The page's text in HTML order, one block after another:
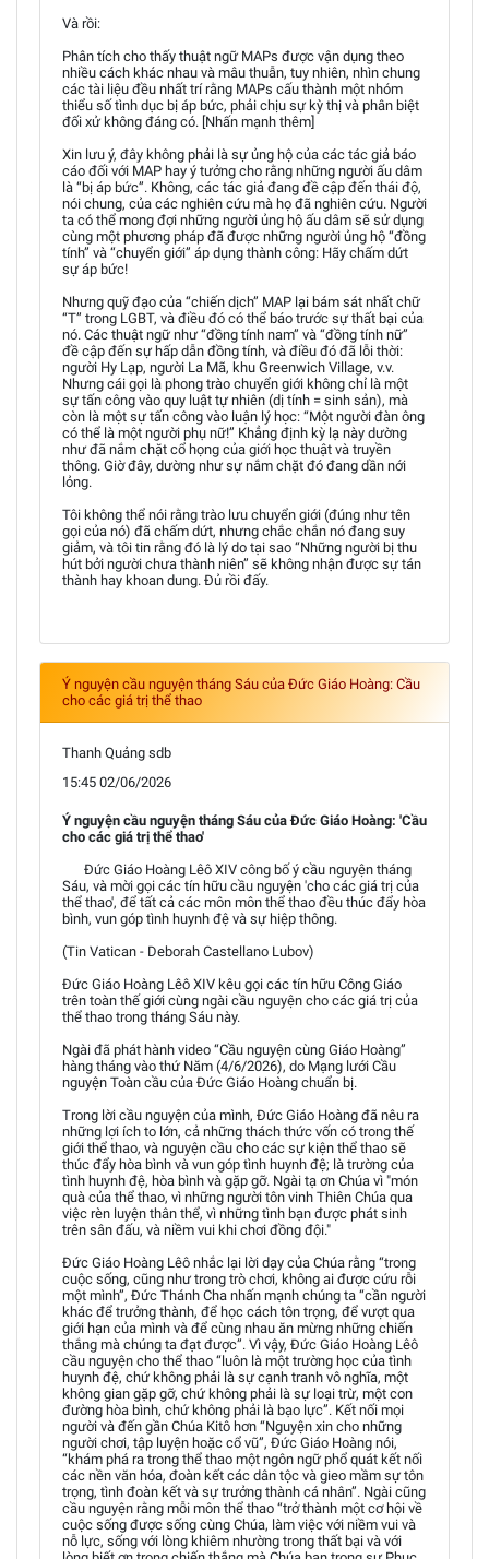
Và rồi:
Phân tích cho thấy thuật ngữ MAPs được vận dụng theo
nhiều cách khác nhau và mâu thuẫn, tuy nhiên, nhìn chung
các tài liệu đều nhất trí rằng MAPs cấu thành một nhóm
thiểu số tình dục bị áp bức, phải chịu sự kỳ thị và phân biệt
đối xử không đáng có. [Nhấn mạnh thêm]
Xin lưu ý, đây không phải là sự ủng hộ của các tác giả báo
cáo đối với MAP hay ý tưởng cho rằng những người ấu dâm
là “bị áp bức”. Không, các tác giả đang đề cập đến thái độ,
nói chung, của các nghiên cứu mà họ đã nghiên cứu. Người
ta có thể mong đợi những người ủng hộ ấu dâm sẽ sử dụng
cùng một phương pháp đã được những người ủng hộ “đồng
tính” và “chuyển giới” áp dụng thành công: Hãy chấm dứt
sự áp bức!
Nhưng quỹ đạo của “chiến dịch” MAP lại bám sát nhất chữ
“T” trong LGBT, và điều đó có thể báo trước sự thất bại của
nó. Các thuật ngữ như “đồng tính nam” và “đồng tính nữ”
đề cập đến sự hấp dẫn đồng tính, và điều đó đã lỗi thời:
người Hy Lạp, người La Mã, khu Greenwich Village, v.v.
Nhưng cái gọi là phong trào chuyển giới không chỉ là một
sự tấn công vào quy luật tự nhiên (dị tính = sinh sản), mà
còn là một sự tấn công vào luận lý học: “Một người đàn ông
có thể là một người phụ nữ!” Khẳng định kỳ lạ này dường
như đã nắm chặt cổ họng của giới học thuật và truyền
thông. Giờ đây, dường như sự nắm chặt đó đang dần nới
lỏng.
Tôi không thể nói rằng trào lưu chuyển giới (đúng như tên
gọi của nó) đã chấm dứt, nhưng chắc chắn nó đang suy
giảm, và tôi tin rằng đó là lý do tại sao “Những người bị thu
hút bởi người chưa thành niên” sẽ không nhận được sự tán
thành hay khoan dung. Đủ rồi đấy.
Ý nguyện cầu nguyện tháng Sáu của Đức Giáo Hoàng: Cầu
cho các giá trị thể thao
Thanh Quảng sdb
15:45 02/06/2026
Ý nguyện cầu nguyện tháng Sáu của Đức Giáo Hoàng: 'Cầu
cho các giá trị thể thao'
Đức Giáo Hoàng Lêô XIV công bố ý cầu nguyện tháng
Sáu, và mời gọi các tín hữu cầu nguyện 'cho các giá trị của
thể thao', để tất cả các môn môn thể thao đều thúc đẩy hòa
bình, vun góp tình huynh đệ và sự hiệp thông.
(Tin Vatican - Deborah Castellano Lubov)
Đức Giáo Hoàng Lêô XIV kêu gọi các tín hữu Công Giáo
trên toàn thế giới cùng ngài cầu nguyện cho các giá trị của
thể thao trong tháng Sáu này.
Ngài đã phát hành video “Cầu nguyện cùng Giáo Hoàng”
hàng tháng vào thứ Năm (4/6/2026), do Mạng lưới Cầu
nguyện Toàn cầu của Đức Giáo Hoàng chuẩn bị.
Trong lời cầu nguyện của mình, Đức Giáo Hoàng đã nêu ra
những lợi ích to lớn, cả những thách thức vốn có trong thế
giới thể thao, và nguyện cầu cho các sự kiện thể thao sẽ
thúc đẩy hòa bình và vun góp tình huynh đệ; là trường của
tình huynh đệ, hòa bình và gặp gỡ. Ngài tạ ơn Chúa vì "món
quà của thể thao, vì những người tôn vinh Thiên Chúa qua
việc rèn luyện thân thể, vì những tình bạn được phát sinh
trên sân đấu, và niềm vui khi chơi đồng đội."
Đức Giáo Hoàng Lêô nhắc lại lời dạy của Chúa rằng “trong
cuộc sống, cũng như trong trò chơi, không ai được cứu rỗi
một mình”, Đức Thánh Cha nhấn mạnh chúng ta “cần người
khác để trưởng thành, để học cách tôn trọng, để vượt qua
giới hạn của mình và để cùng nhau ăn mừng những chiến
thắng mà chúng ta đạt được”. Vì vậy, Đức Giáo Hoàng Lêô
cầu nguyện cho thể thao “luôn là một trường học của tình
huynh đệ, chứ không phải là sự cạnh tranh vô nghĩa, một
không gian gặp gỡ, chứ không phải là sự loại trừ, một con
đường hòa bình, chứ không phải là bạo lực”. Kết nối mọi
người và đến gần Chúa Kitô hơn “Nguyện xin cho những
người chơi, tập luyện hoặc cổ vũ”, Đức Giáo Hoàng nói,
“khám phá ra trong thể thao một ngôn ngữ phổ quát kết nối
các nền văn hóa, đoàn kết các dân tộc và gieo mầm sự tôn
trọng, tình đoàn kết và sự trưởng thành cá nhân”. Ngài cũng
cầu nguyện rằng mỗi môn thể thao “trở thành một cơ hội về
cuộc sống được sống cùng Chúa, làm việc với niềm vui và
nỗ lực, sống với lòng khiêm nhường trong thất bại và với